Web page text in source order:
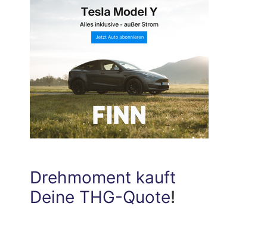
Drehmoment kauft
Deine THG-Quote!